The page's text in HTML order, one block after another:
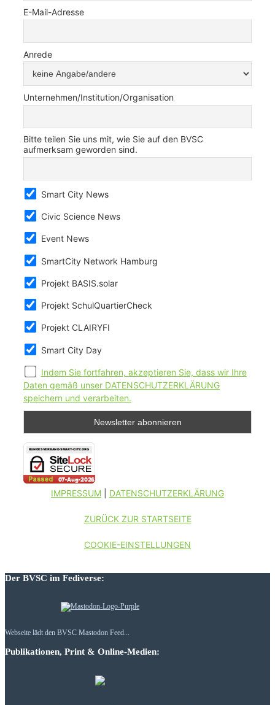
E-Mail-Adresse
Anrede
Unternehmen/Institution/Organisation
Bitte teilen Sie uns mit, wie Sie auf den BVSC
aufmerksam geworden sind.
Smart City News
Civic Science News
Event News
SmartCity Network Hamburg
Projekt BASIS.solar
Projekt SchulQuartierCheck
Projekt CLAIRYFI
Smart City Day
Indem Sie fortfahren, akzeptieren Sie, dass wir Ihre
Daten gemäß unser DATENSCHUTZERKLÄRUNG
speichern und verarbeiten.
IMPRESSUM DATENSCHUTZERKLÄRUNG
ZURÜCK ZUR STARTSEITE
COOKIE-EINSTELLUNGEN
Der BVSC im Fediverse:
Webseite lädt den BVSC Mastodon Feed...
Publikationen, Print & Online-Medien: